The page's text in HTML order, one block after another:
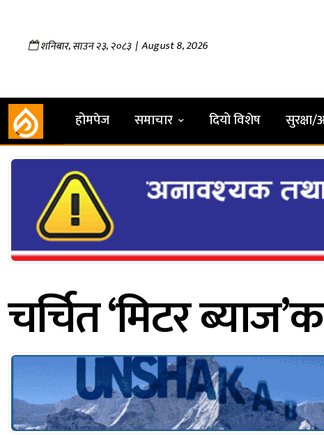
शनिबार,साउन२३,२०८३| August 8, 2026
होमपेज समाचार दियो विशेष सुरक्षा/
चर्चित ‘मिटर